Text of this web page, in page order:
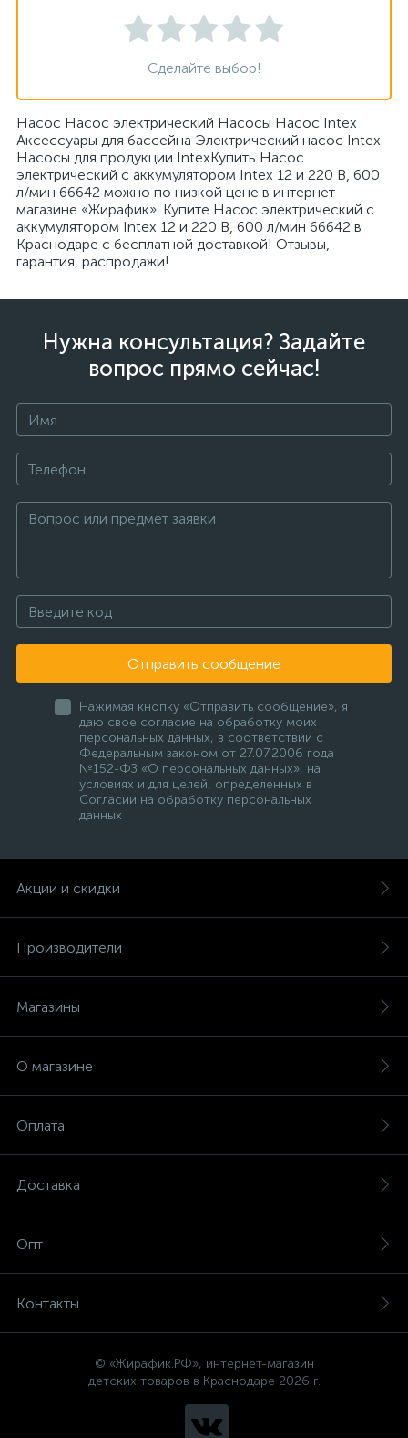
Сделайте выбор!
Насос Насос электрический Насосы Насос Intex
Аксессуары для бассейна Электрический насос Intex
Насосы для продукции IntexКупить Насос
электрический с аккумулятором Intex 12 и 220 В, 600
л/мин 66642 можно по низкой цене в интернет-
магазине «Жирафик». Купите Насос электрический с
аккумулятором Intex 12 и 220 В, 600 л/мин 66642 в
Краснодаре с бесплатной доставкой! Отзывы,
гарантия, распродажи!
Нужна консультация? Задайте
вопрос прямо сейчас!
Отправить сообщение
Нажимая кнопку «Отправить сообщение», я
даю свое согласие на обработку моих
персональных данных, в соответствии с
Федеральным законом от 27.07.2006 года
№152-ФЗ «О персональных данных», на
условиях и для целей, определенных в
Согласии на обработку персональных
данных
Акции и скидки
Производители
Магазины
О магазине
Оплата
Доставка
Опт
Контакты
© «Жирафик.РФ», интернет-магазин
детских товаров в Краснодаре 2026 г.